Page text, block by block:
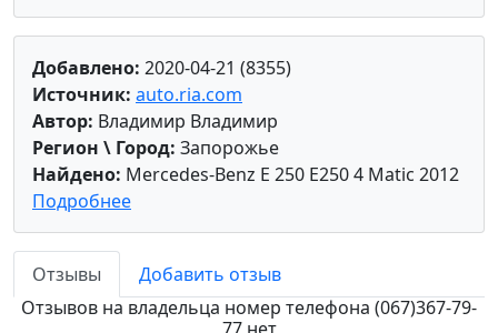
Добавлено: 2020-04-21 (8355)
Источник: auto.ria.com
Автор: Владимир Владимир
Регион \ Город: Запорожье
Найдено: Mercedes-Benz E 250 E250 4 Matic 2012
Подробнее
Отзывы
Добавить отзыв
Отзывов на владельца номер телефона (067)367-79-